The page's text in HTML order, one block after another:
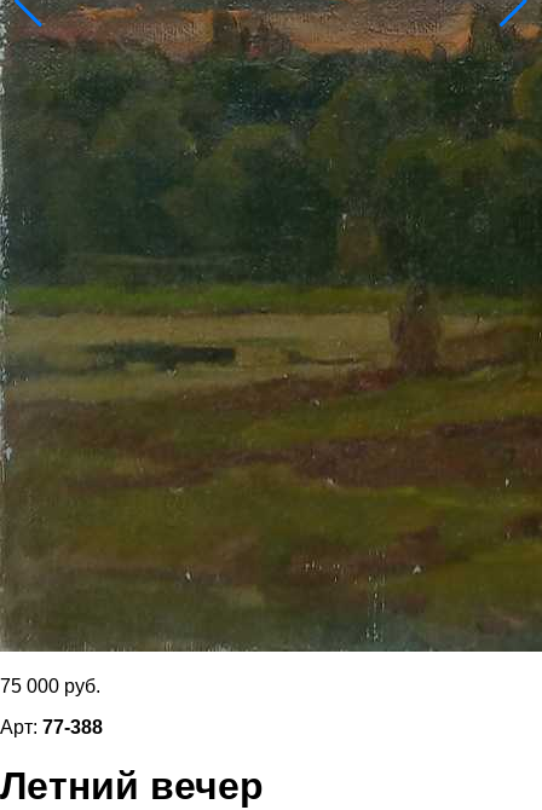
75 000 руб.
Арт: 77-388
Летний вечер